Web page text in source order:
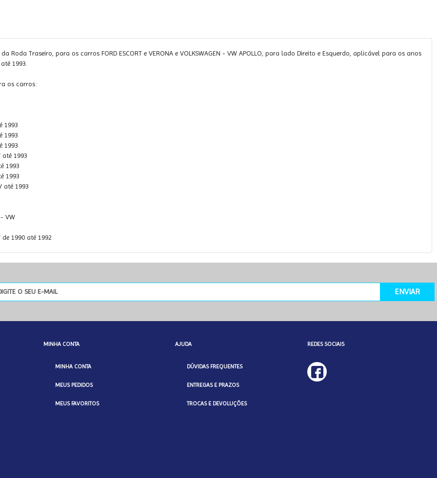
Roda Traseiro, para os carros FORD ESCORT e VERONA e VOLKSWAGEN - VW APOLLO, para lado Direito e Esquerdo, aplicável para os anos
1993.
os carros:
1993
1993
1993
até 1993
1993
1993
até 1993
- VW
de 1990 até 1992
ENVIAR
MINHA CONTA
MINHA CONTA
MEUS PEDIDOS
MEUS FAVORITOS
AJUDA
DÚVIDAS FREQUENTES
ENTREGAS E PRAZOS
TROCAS E DEVOLUÇÕES
REDES SOCIAIS